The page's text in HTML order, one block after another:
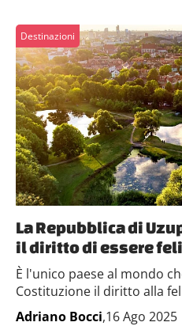
Destinazioni
La Repubblica di
il diritto di essere
È l'unico paese al mondo
Costituzione il diritto alla
Adriano Bocci,16 Ago 2025